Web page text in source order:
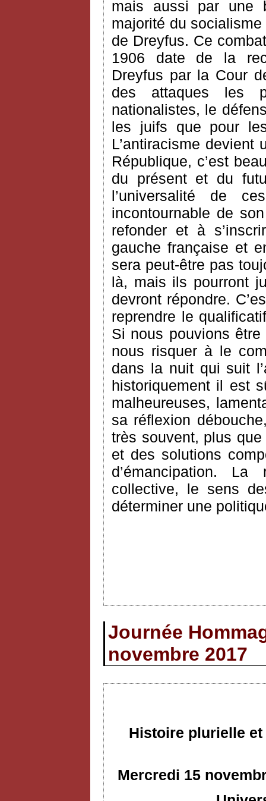
mais aussi par une
majorité du
de Dreyfus. Ce
1906 date de la
Dreyfus par la Cour
des attaques les
nationalistes, le
les juifs que pour
L’antiracisme
République, c’est
du présent et du
l’universalité de
incontournable de
refonder et à
gauche française et
sera peut-être pas
là, mais ils pourront
devront répondre.
reprendre le
Si nous pouvions
nous risquer à le
dans la nuit qui suit
historiquement il est
malheureuses,
sa réflexion
très souvent, plus
et des solutions
d’émancipation.
collective, le sens
déterminer une
Journée
novembre 2017
Histoire plurielle
Mercredi 15